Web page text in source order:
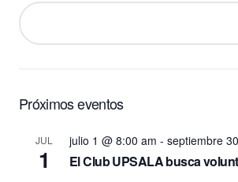
Próximos eventos
JUL
1
julio 1 @ 8:00 am - septiembre
El Club UPSALA busca